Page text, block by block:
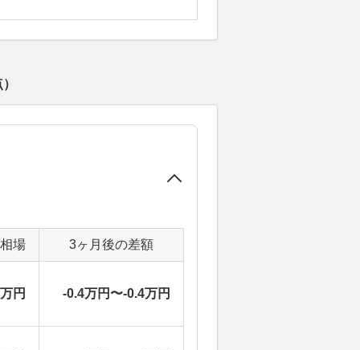
場 3ヶ月後の差額
円 -0.4万円〜-0.4万円